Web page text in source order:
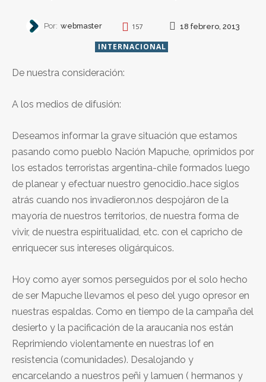
Por: webmaster 157 18 febrero, 2013
INTERNACIONAL
De nuestra consideración:
A los medios de difusión:
Deseamos informar la grave situación que estamos
pasando como pueblo Nación Mapuche, oprimidos por
los estados terroristas argentina-chile formados luego
de planear y efectuar nuestro genocidio..hace siglos
atrás cuando nos invadieron.nos despojáron de la
mayoría de nuestros territorios, de nuestra forma de
vivir, de nuestra espiritualidad, etc. con el capricho de
enriquecer sus intereses oligárquicos.
Hoy como ayer somos perseguidos por el solo hecho
de ser Mapuche llevamos el peso del yugo opresor en
nuestras espaldas. Como en tiempo de la campaña del
desierto y la pacificación de la araucania nos están
Reprimiendo violentamente en nuestras lof en
resistencia (comunidades). Desalojando y
encarcelando a nuestros peñi y lamuen ( hermanos y